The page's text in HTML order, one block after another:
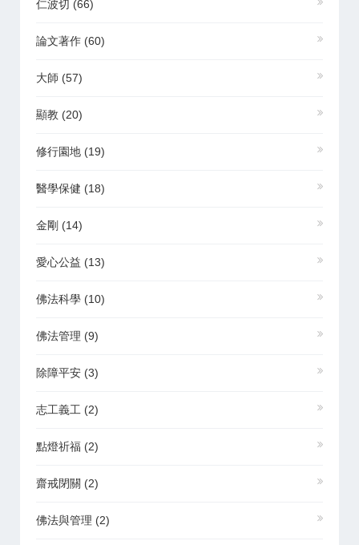
仁波切 (66)
論文著作 (60)
大師 (57)
顯教 (20)
修行園地 (19)
醫學保健 (18)
金剛 (14)
愛心公益 (13)
佛法科學 (10)
佛法管理 (9)
除障平安 (3)
志工義工 (2)
點燈祈福 (2)
齋戒閉關 (2)
佛法與管理 (2)